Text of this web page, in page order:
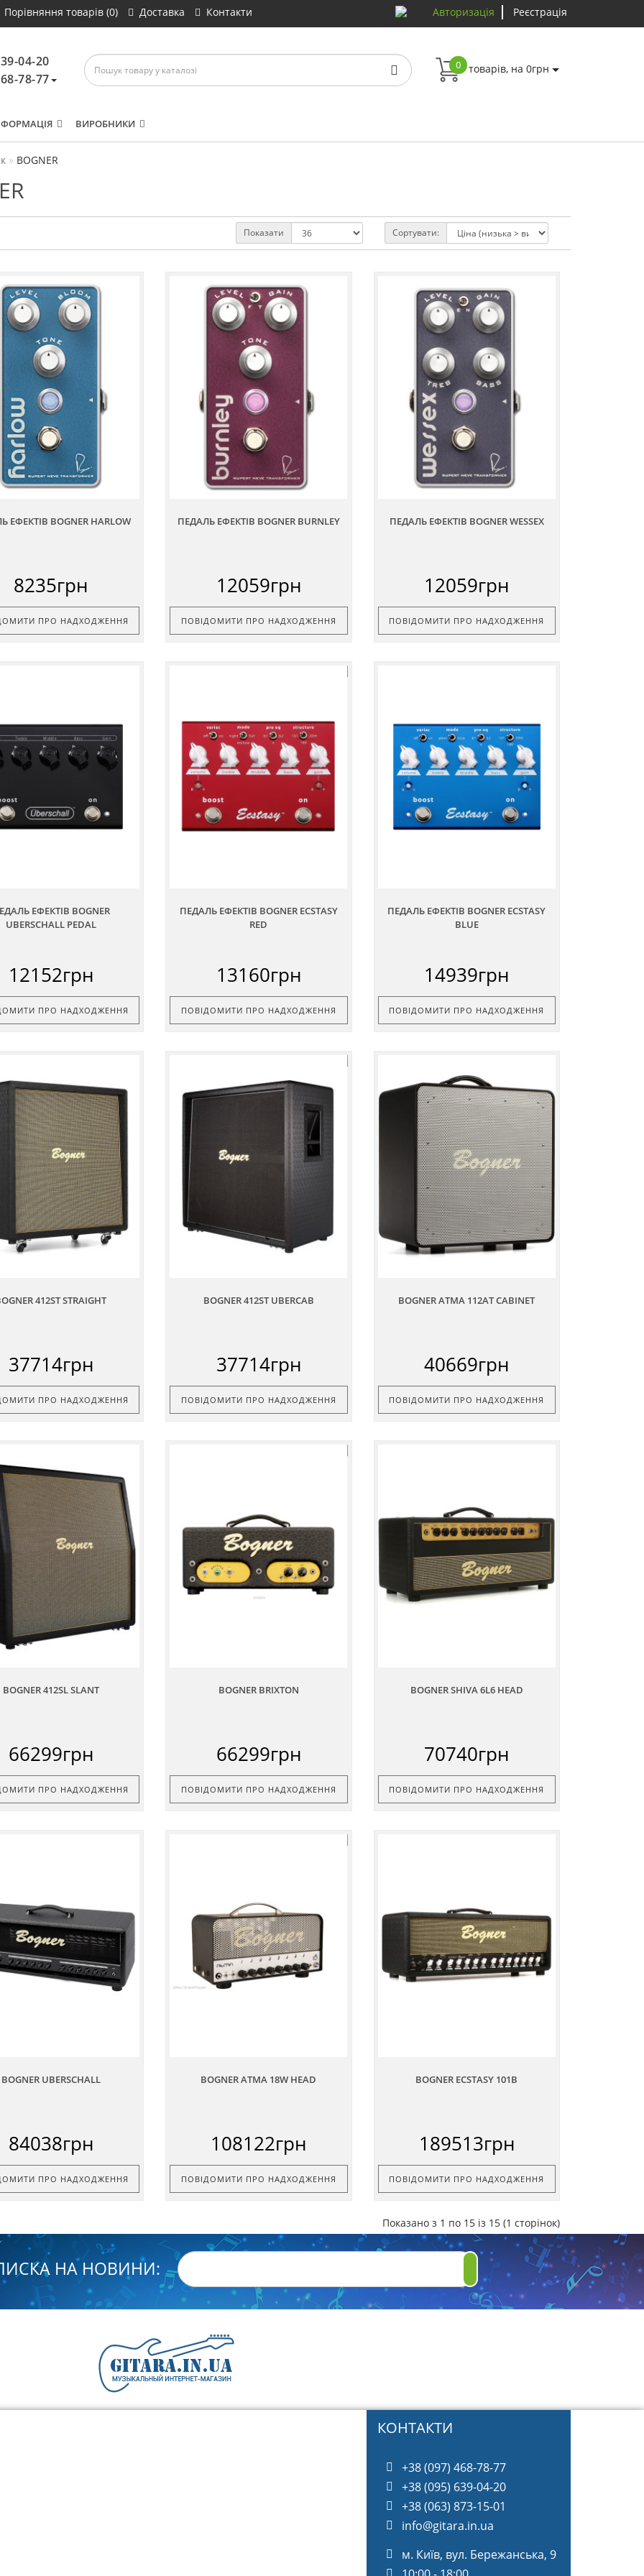
Порівняння товарів (0) Доставка Контакти Авторизація Реєстрація
04-20
78-77
0 товарів, на 0грн
ВИРОБНИКИ
BOGNER
Сортувати:
Показати
ЕФЕКТІВ BOGNER HARLOW
8235грн
ПРО НАДХОДЖЕННЯ
ПЕДАЛЬ ЕФЕКТІВ BOGNER BURNLEY
12059грн
ПОВІДОМИТИ ПРО НАДХОДЖЕННЯ
ПЕДАЛЬ ЕФЕКТІВ BOGNER WESSEX
12059грн
ПОВІДОМИТИ ПРО НАДХОДЖЕННЯ
ЕФЕКТІВ BOGNER
UBERSCHALL PEDAL
12152грн
ПРО НАДХОДЖЕННЯ
ПЕДАЛЬ ЕФЕКТІВ BOGNER ECSTASY
RED
13160грн
ПОВІДОМИТИ ПРО НАДХОДЖЕННЯ
ПЕДАЛЬ ЕФЕКТІВ BOGNER ECSTASY
BLUE
14939грн
ПОВІДОМИТИ ПРО НАДХОДЖЕННЯ
412ST STRAIGHT
37714грн
ПРО НАДХОДЖЕННЯ
BOGNER 412ST UBERCAB
37714грн
ПОВІДОМИТИ ПРО НАДХОДЖЕННЯ
BOGNER ATMA 112AT CABINET
40669грн
ПОВІДОМИТИ ПРО НАДХОДЖЕННЯ
BOGNER 412SL SLANT
66299грн
ПРО НАДХОДЖЕННЯ
BOGNER BRIXTON
66299грн
ПОВІДОМИТИ ПРО НАДХОДЖЕННЯ
BOGNER SHIVA 6L6 HEAD
70740грн
ПОВІДОМИТИ ПРО НАДХОДЖЕННЯ
BOGNER UBERSCHALL
84038грн
ПРО НАДХОДЖЕННЯ
BOGNER ATMA 18W HEAD
108122грн
ПОВІДОМИТИ ПРО НАДХОДЖЕННЯ
BOGNER ECSTASY 101B
189513грн
ПОВІДОМИТИ ПРО НАДХОДЖЕННЯ
Показано з 1 по 15 із 15 (1 сторінок)
НА НОВИНИ:
КОНТАКТИ
+38 (097) 468-78-77
+38 (095) 639-04-20
+38 (063) 873-15-01
info@gitara.in.ua
м. Київ, вул. Бережанська, 9